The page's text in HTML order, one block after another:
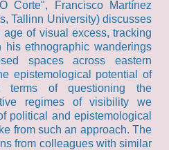
Corte", Francisco Martínez
Tallinn University) discusses
of visual excess, tracking
ethnographic wanderings
spaces across eastern
epistemological potential of
terms of questioning the
regimes of visibility we
political and epistemological
from such an approach. The
from colleagues with similar